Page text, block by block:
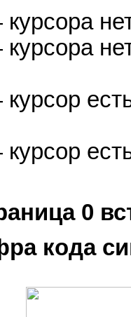
0
кода